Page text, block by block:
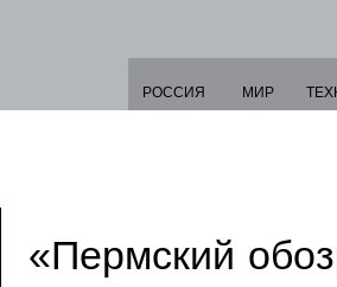
РОССИЯ МИР
«Пермский